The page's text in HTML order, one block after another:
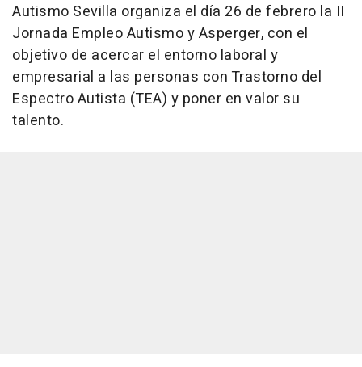
Autismo Sevilla organiza el día 26 de febrero la II
Jornada Empleo Autismo y Asperger, con el
objetivo de acercar el entorno laboral y
empresarial a las personas con Trastorno del
Espectro Autista (TEA) y poner en valor su
talento.